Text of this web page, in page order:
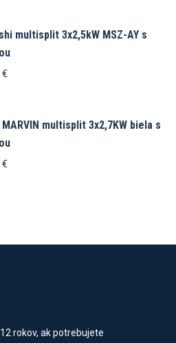
multisplit 3x2,5kW MSZ-AY s
€
multisplit 3x2,7KW biela s
€
rokov, ak potrebujete